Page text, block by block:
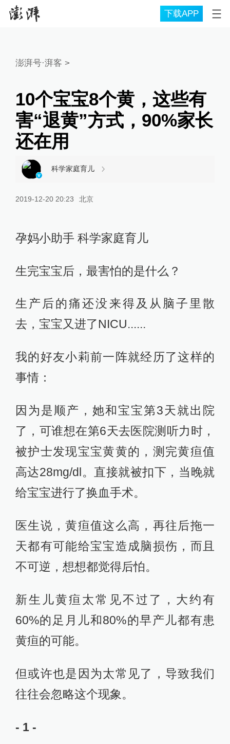
下载APP
澎湃号·湃客 >
10个宝宝8个黄，这些有
害“退黄”方式，90%家长
还在用
科学家庭育儿
2019-12-20 20:23 北京
孕妈小助手 科学家庭育儿
生完宝宝后，最害怕的是什么？
生产后的痛还没来得及从脑子里散
去，宝宝又进了NICU......
我的好友小莉前一阵就经历了这样的
事情：
因为是顺产，她和宝宝第3天就出院
了，可谁想在第6天去医院测听力时，
被护士发现宝宝黄黄的，测完黄疸值
高达28mg/dl。直接就被扣下，当晚就
给宝宝进行了换血手术。
医生说，黄疸值这么高，再往后拖一
天都有可能给宝宝造成脑损伤，而且
不可逆，想想都觉得后怕。
新生儿黄疸太常见不过了，大约有
60%的足月儿和80%的早产儿都有患
黄疸的可能。
但或许也是因为太常见了，导致我们
往往会忽略这个现象。
- 1 -